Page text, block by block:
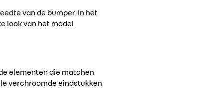
van de bumper. In het
look van het model
elementen die matchen
verchroomde eindstukken